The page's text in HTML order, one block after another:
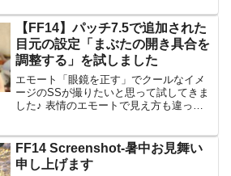
じゃあないですか・・！と、青魔にどハ
マリしま...
【FF14】パッチ7.5で追加された
目元の設定「まぶたの開き具合を
調整する」を試しました
エモート「眼鏡を正す」でクールなイメ
ージのSSが撮りたいと思って試してきま
した♪ 表情のエモートで見え方も違って
を細めてくれていいんじゃあないでしょ
うか・・！完成形その
FF14 Screenshot-暑中お見舞い
申し上げます